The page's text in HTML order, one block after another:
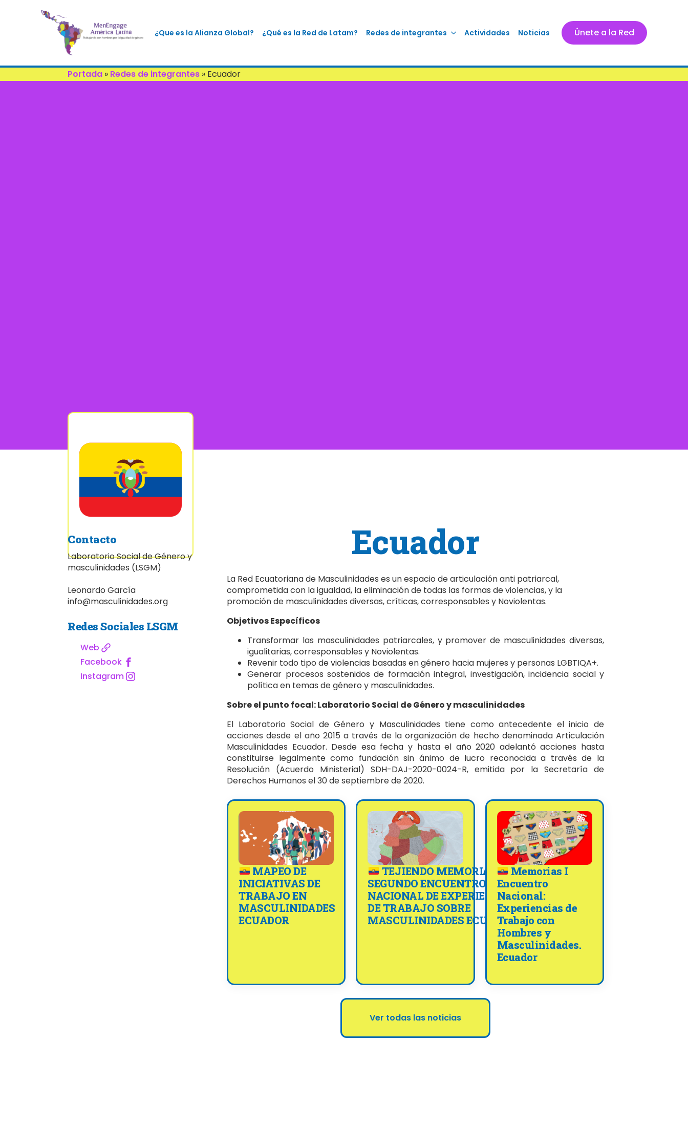
¿Que es la Alianza Global? ¿Qué es la Red de Latam? Redes de integrantes Actividades Noticias Únete a la Red
Portada » Redes de integrantes » Ecuador
Contacto
Laboratorio Social de Género y
masculinidades (LSGM)
Leonardo García
info@masculinidades.org
Redes Sociales LSGM
Web
Facebook
Instagram
Ecuador
La Red Ecuatoriana de Masculinidades es un espacio de articulación anti patriarcal,
comprometida con la igualdad, la eliminación de todas las formas de violencias, y la
promoción de masculinidades diversas, críticas, corresponsables y Noviolentas.
Objetivos Específicos
Transformar las masculinidades patriarcales, y promover de masculinidades diversas,
igualitarias, corresponsables y Noviolentas.
Revenir todo tipo de violencias basadas en género hacia mujeres y personas LGBTIQA+.
Generar procesos sostenidos de formación integral, investigación, incidencia social y
política en temas de género y masculinidades.
Sobre el punto focal: Laboratorio Social de Género y masculinidades
El Laboratorio Social de Género y Masculinidades tiene como antecedente el inicio de
acciones desde el año 2015 a través de la organización de hecho denominada Articulación
Masculinidades Ecuador. Desde esa fecha y hasta el año 2020 adelantó acciones hasta
constituirse legalmente como fundación sin ánimo de lucro reconocida a través de la
Resolución (Acuerdo Ministerial) SDH-DAJ-2020-0024-R, emitida por la Secretaría de
Derechos Humanos el 30 de septiembre de 2020.
MAPEO DE
INICIATIVAS DE
TRABAJO EN
MASCULINIDADES
ECUADOR
TEJIENDO MEMORIAS
SEGUNDO ENCUENTRO
NACIONAL DE EXPERIENCIAS
DE TRABAJO SOBRE
MASCULINIDADES ECUADOR
Memorias I
Encuentro
Nacional:
Experiencias de
Trabajo con
Hombres y
Masculinidades.
Ecuador
Ver todas las noticias